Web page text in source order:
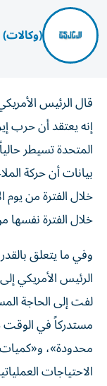
(وكالات)
قال الرئيس
إنه يعتقد ​أن حرب
المتحدة تسيطر
خلال الفترة
وفي ما يتعلق
الرئيس الأمريكي
لفت إلى الحاجة
مستدركاً في الوقت
محدودة»، و«كميات
الاحتياجات